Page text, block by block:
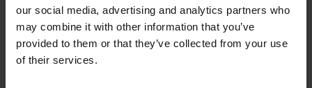
our social media, advertising and analytics partners who
may combine it with other information that you’ve
provided to them or that they’ve collected from your use
of their services.
TECHNISCHE SPEZIFIKATIONEN
DIGITALER PRODUKTPASS